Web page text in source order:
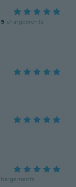
chargements